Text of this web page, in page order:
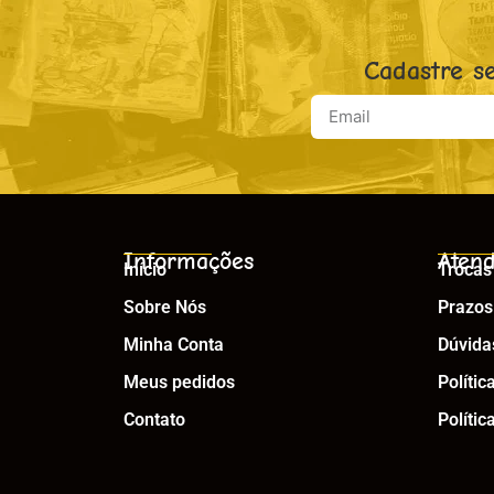
Cadastre
Informações
Início
Sobre Nós
Minha Conta
Meus pedidos
Contato